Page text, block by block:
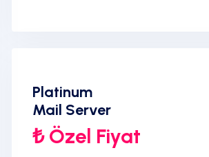
Türkiye Lokasyon
Outlook İle Tam Uyumluluk
Tüm Mobil Aygıtlar İle Uyumluluk
Platinum
Mail Server
₺ Özel Fiyat